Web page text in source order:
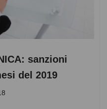
sanzioni
del 2019